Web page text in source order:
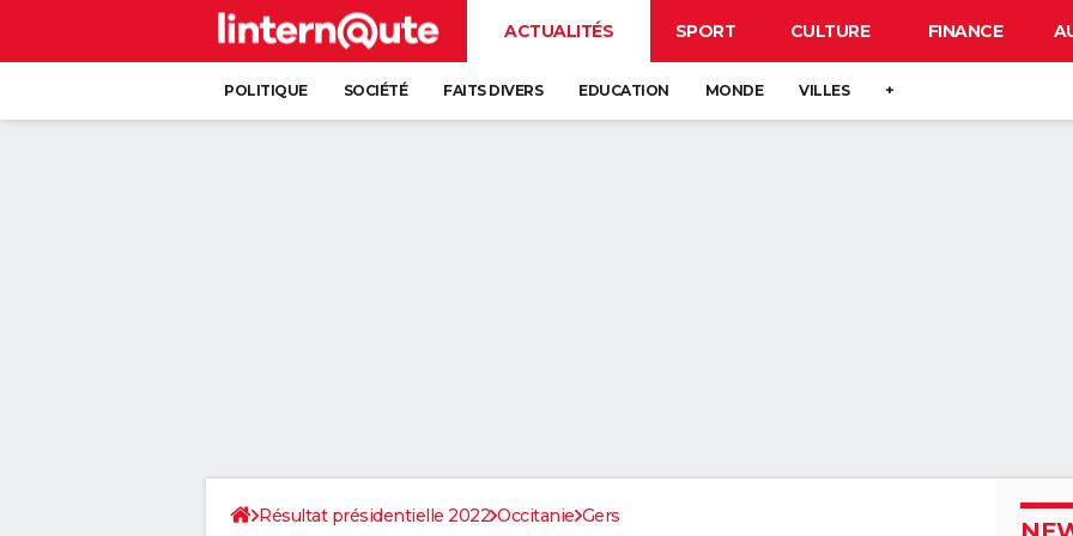
ACTUALITÉS SPORT CULTURE FINANCE
POLITIQUE SOCIÉTÉ FAITS DIVERS EDUCATION MONDE VILLES +
Résultat présidentielle 2022 Occitanie Gers